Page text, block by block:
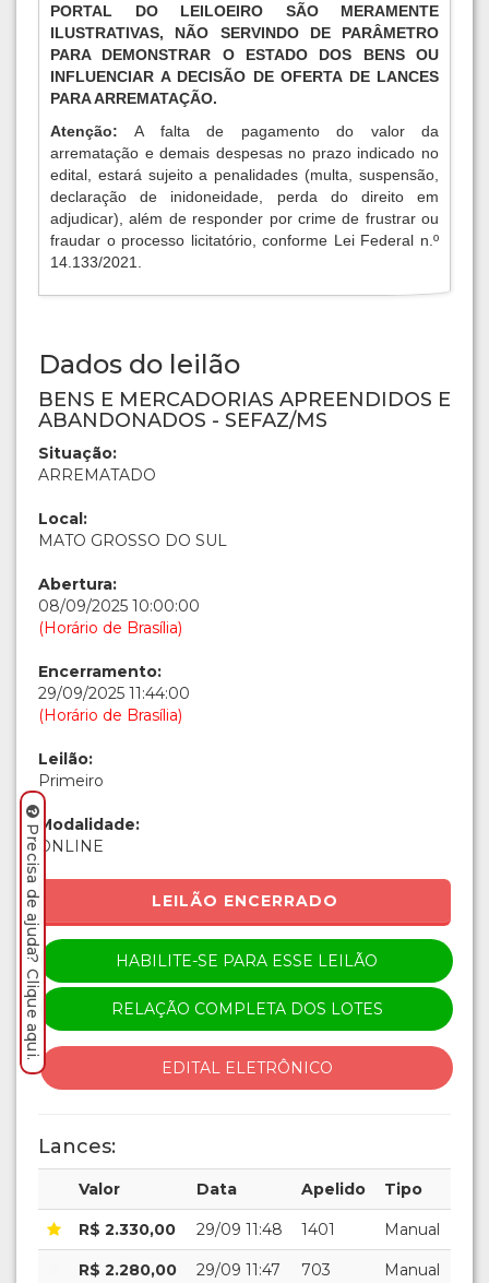
PORTAL DO LEILOEIRO SÃO MERAMENTE
ILUSTRATIVAS, NÃO SERVINDO DE PARÂMETRO
PARA DEMONSTRAR O ESTADO DOS BENS OU
INFLUENCIAR A DECISÃO DE OFERTA DE LANCES
PARA ARREMATAÇÃO.
Atenção:A falta de pagamento do valor da
arrematação e demais despesas no prazo indicado no
edital, estará sujeito a penalidades (multa, suspensão,
declaração de inidoneidade, perda do direito em
adjudicar), além de responder por crime de frustrar ou
fraudar o processo licitatório, conforme Lei Federal n.º
14.133/2021.
Dados do leilão
BENS E MERCADORIAS APREENDIDOS E
ABANDONADOS - SEFAZ/MS
Situação:
ARREMATADO
Local:
MATO GROSSO DO SUL
Abertura:
08/09/2025 10:00:00
(Horário de Brasília)
Encerramento:
29/09/2025 11:44:00
(Horário de Brasília)
Leilão:
Primeiro
Modalidade:
ONLINE
LEILÃO ENCERRADO
HABILITE-SE PARA ESSE LEILÃO
RELAÇÃO COMPLETA DOS LOTES
EDITAL ELETRÔNICO
Lances:
Valor Data Apelido Tipo
R$ 2.330,00 29/09 11:48 1401 Manual
R$ 2.280,00 29/09 11:47 703 Manual
Precisa de ajuda? Clique aqui.